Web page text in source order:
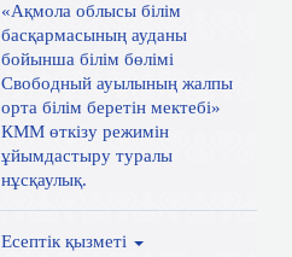
«Ақмола облысы білім
басқармасының ауданы
бойынша білім бөлімі
Свободный ауылының жалпы
орта білім беретін мектебі»
КММ өткізу режимін
ұйымдастыру туралы
нұсқаулық.
Есептік қызметі